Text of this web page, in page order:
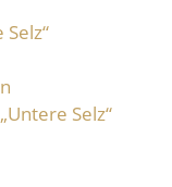
Selz“